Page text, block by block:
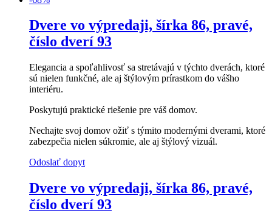
Dvere vo výpredaji, šírka 86, pravé,
číslo dverí 93
Elegancia a spoľahlivosť sa stretávajú v týchto dverách, ktoré
sú nielen funkčné, ale aj štýlovým prírastkom do vášho
interiéru.
Poskytujú praktické riešenie pre váš domov.
Nechajte svoj domov ožiť s týmito modernými dverami, ktoré
zabezpečia nielen súkromie, ale aj štýlový vizuál.
Odoslať dopyt
Dvere vo výpredaji, šírka 86, pravé,
číslo dverí 93